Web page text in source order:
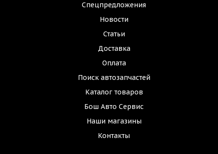
Спецпредложения
Новости
Статьи
Доставка
Оплата
Поиск автозапчастей
Каталог товаров
Бош Авто Сервис
Наши магазины
Контакты